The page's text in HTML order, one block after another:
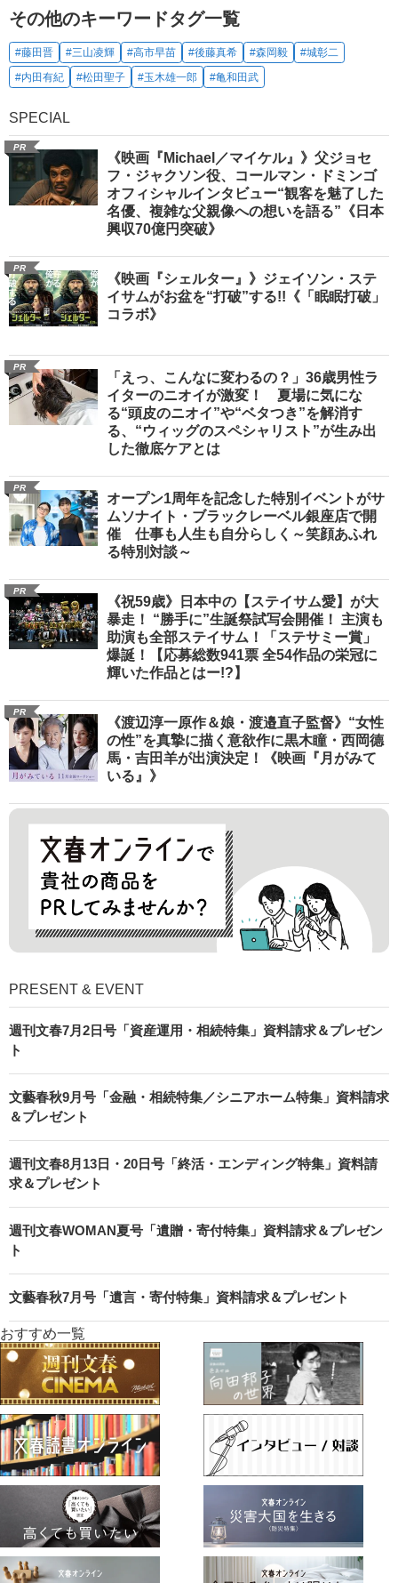
その他のキーワードタグ一覧
#藤田晋 #三山凌輝 #高市早苗 #後藤真希 #森岡毅
#城彰二
#内田有紀
#松田聖子 #玉木雄一郎 #亀和田武
SPECIAL
PR
《映画『Michael／マイケル』》父ジョセ
フ・ジャクソン役、コールマン・ドミンゴ
オフィシャルインタビュー“観客を魅了した
名優、複雑な父親像への想いを語る”《日本
興収70億円突破》
PR
《映画『シェルター』》ジェイソン・ステ
イサムがお盆を“打破”する!!《「眠眠打破」
コラボ》
PR
「えっ、こんなに変わるの？」36歳男性ラ
イターのニオイが激変！ 夏場に気にな
る“頭皮のニオイ”や“ベタつき”を解消す
る、“ウィッグのスペシャリスト”が生み出
した徹底ケアとは
PR
オープン1周年を記念した特別イベントがサ
ムソナイト・ブラックレーベル銀座店で開
催 仕事も人生も自分らしく～笑顔あふれ
る特別対談～
PR
《祝59歳》日本中の【ステイサム愛】が大
暴走！ “勝手に”生誕祭試写会開催！ 主演も
助演も全部ステイサム！「ステサミー賞」
爆誕！【応募総数941票 全54作品の栄冠に
輝いた作品とはー!?】
PR
《渡辺淳一原作＆娘・渡邉直子監督》“女性
の性”を真摯に描く意欲作に黒木瞳・西岡德
馬・吉田羊が出演決定！《映画『月がみて
いる』》
PRESENT & EVENT
週刊文春7月2日号「資産運用・相続特集」資料請求＆プレゼン
ト
文藝春秋9月号「金融・相続特集／シニアホーム特集」資料請求
＆プレゼント
週刊文春8月13日・20日号「終活・エンディング特集」資料請
求＆プレゼント
週刊文春WOMAN夏号「遺贈・寄付特集」資料請求＆プレゼン
ト
文藝春秋7月号「遺言・寄付特集」資料請求＆プレゼント
おすすめ一覧